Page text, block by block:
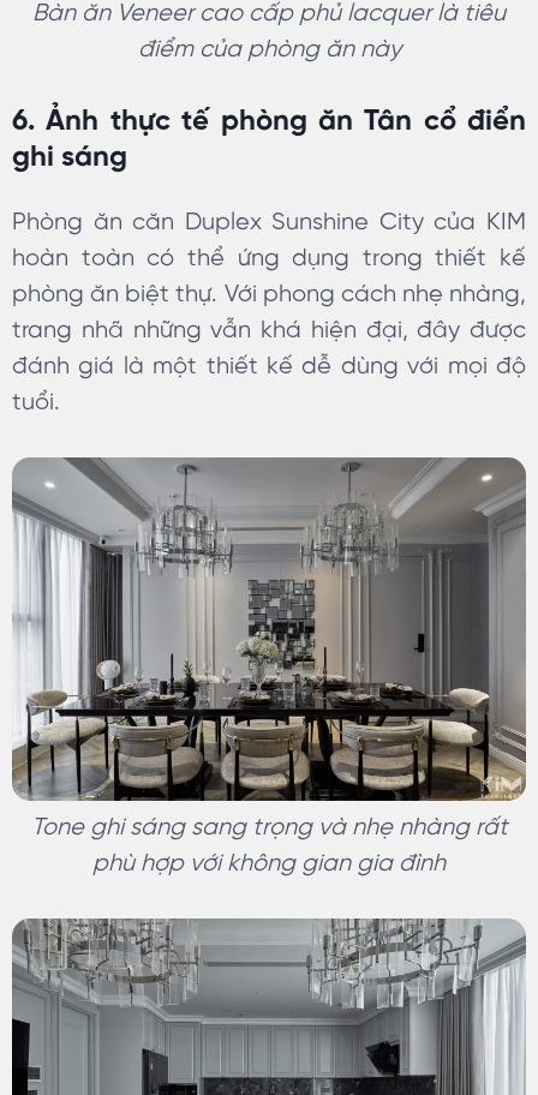
Bàn ăn Veneer cao cấp phủ lacquer là tiêu
điểm của phòng ăn này
6. Ảnh thực tế phòng ăn Tân cổ điển
ghi sáng
Phòng ăn căn Duplex Sunshine City của KIM
hoàn toàn có thể ứng dụng trong thiết kế
phòng ăn biệt thự. Với phong cách nhẹ nhàng,
trang nhã những vẫn khá hiện đại, đây được
đánh giá là một thiết kế dễ dùng với mọi độ
tuổi.
Tone ghi sáng sang trọng và nhẹ nhàng rất
phù hợp với không gian gia đình